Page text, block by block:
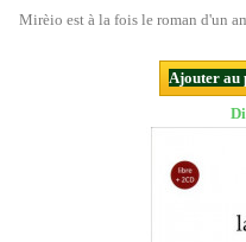
Mirèio est à la fois le roman d'un
Ajouter au